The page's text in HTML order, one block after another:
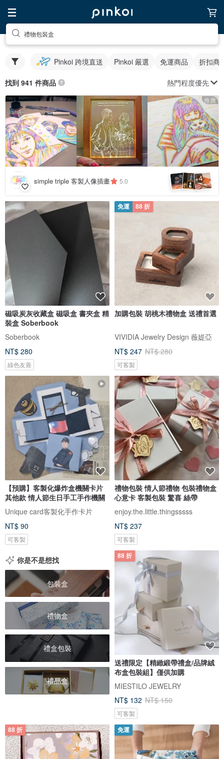
禮物包裝盒
Pinkoi 跨境直送 Pinkoi 嚴選 免運商品 折扣商
找到 941 件商品 熱門程度優先
推廣
simple triple 客製人像插畫 5.0 +4
磁吸炭灰收藏盒 磁吸盒 書夾盒 精
裝盒 Soberbook
Soberbook
NT$ 280
綠色友善
免運 88 折
加購包裝 胡桃木禮物盒 送禮首選
VIVIDIA Jewelry Design 薇媞亞
NT$ 247 NT$ 280
可客製
【預購】客製化爆炸盒機關卡片
其他款 情人節生日手工手作機關
Unique card客製化手作卡片
NT$ 90
可客製
禮物包裝 情人節禮物 包裝禮物盒
心意卡 客製包裝 驚喜 絲帶
enjoy.the.little.thingsssss
NT$ 237
可客製
你是不是想找
包裝盒
禮物盒
禮盒包裝
禮品盒
88 折
送禮限定【精緻緞帶禮盒/品牌絨
布盒包裝組】僅供加購
MIESTILO JEWELRY
NT$ 132 NT$ 150
可客製
88 折 免運